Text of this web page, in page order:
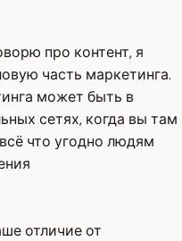
про контент, я
часть маркетинга.
может быть в
сетях, когда вы там
что угодно людям
отличие от